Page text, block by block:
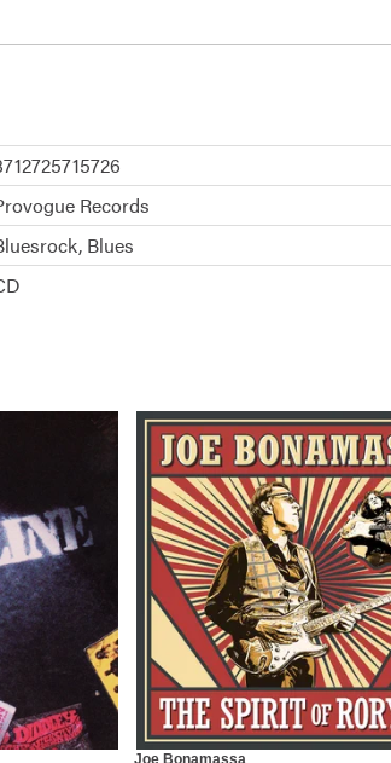
Records
Blues
Joe Bonamassa